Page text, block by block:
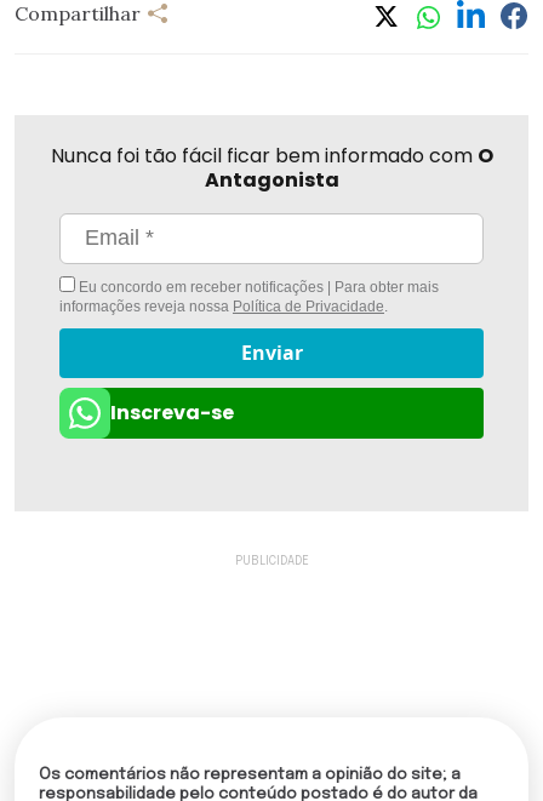
Compartilhar
Nunca foi tão fácil ficar bem informado com O
Antagonista
Eu concordo em receber notificações | Para obter mais
informações reveja nossa Política de Privacidade.
Enviar
Inscreva-se
Os comentários não representam a opinião do site; a
responsabilidade pelo conteúdo postado é do autor da